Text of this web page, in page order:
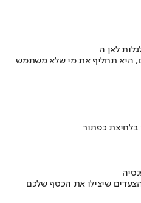
היא תחליף את מי שלא משתמש
בלחיצת כפתור
שיצילו את הכסף שלכם